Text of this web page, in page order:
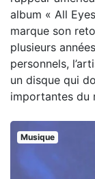
album « All
marque son
plusieurs
personnels,
un disque qui
importantes du
Musique